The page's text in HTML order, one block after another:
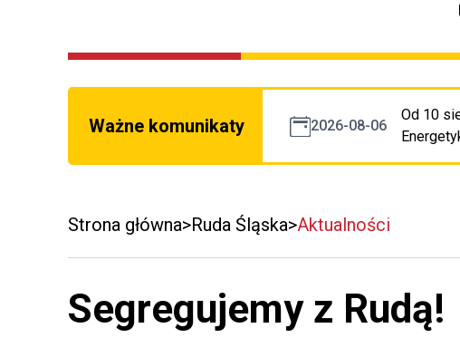
Ważne komunikaty 2026-08-06
Od 10
Strona główna Ruda Śląska Aktualności
Segregujemy z Rudą!